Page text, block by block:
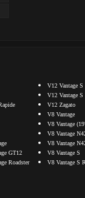
GT12
Roadster
V12 Vantage S
V12 Vantage S
V12 Zagato
V8 Vantage
V8 Vantage
V8 Vantage
V8 Vantage
V8 Vantage S
V8 Vantage S